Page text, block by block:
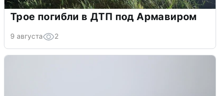
Трое погибли в ДТП под Армавиром
9 августа 2